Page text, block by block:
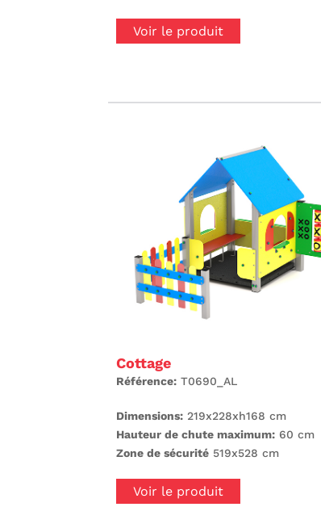
Voir le produit
Cottage
Référence: T0690_AL
Dimensions: 219x228xh168 cm
Hauteur de chute maximum: 60 cm
Zone de sécurité 519x528 cm
Voir le produit